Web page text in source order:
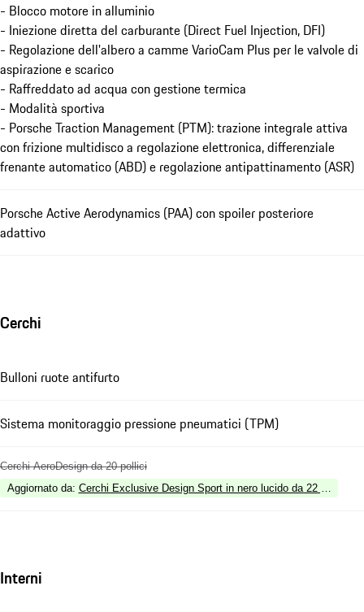
- Blocco motore in alluminio
- Iniezione diretta del carburante (Direct Fuel Injection, DFI)
- Regolazione dell'albero a camme VarioCam Plus per le valvole di
aspirazione e scarico
- Raffreddato ad acqua con gestione termica
- Modalità sportiva
- Porsche Traction Management (PTM): trazione integrale attiva
con frizione multidisco a regolazione elettronica, differenziale
frenante automatico (ABD) e regolazione antipattinamento (ASR)
Porsche Active Aerodynamics (PAA) con spoiler posteriore
adattivo
Cerchi
Bulloni ruote antifurto
Sistema monitoraggio pressione pneumatici (TPM)
Cerchi AeroDesign da 20 pollici
Aggiornato da: Cerchi Exclusive Design Sport in nero lucido da 22 pollici
Interni